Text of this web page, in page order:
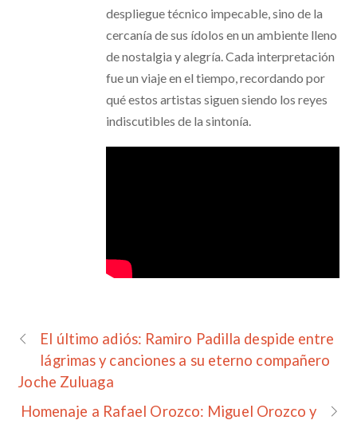
despliegue técnico impecable, sino de la
cercanía de sus ídolos en un ambiente lleno
de nostalgia y alegría. Cada interpretación
fue un viaje en el tiempo, recordando por
qué estos artistas siguen siendo los reyes
indiscutibles de la sintonía.
El último adiós: Ramiro Padilla despide entre
lágrimas y canciones a su eterno compañero
Joche Zuluaga
Homenaje a Rafael Orozco: Miguel Orozco y